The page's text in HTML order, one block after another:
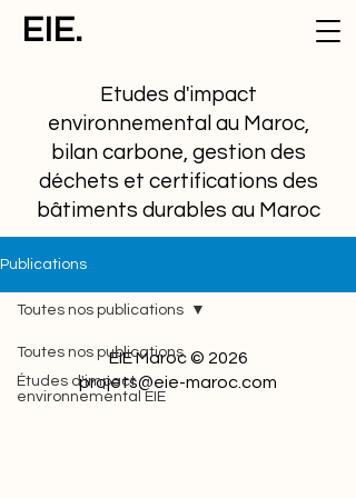
EIE.
Etudes d'impact
environnemental au Maroc,
bilan carbone, gestion des
déchets et certifications des
bâtiments durables au Maroc
Publications
Toutes nos publications
Études d'impact
environnemental EIE
Toutes nos publications
EIE Maroc © 2026
projets@eie-maroc.com